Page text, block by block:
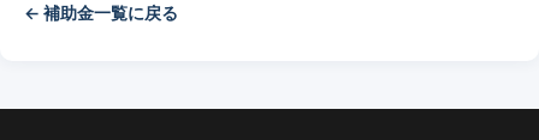
← 補助金一覧に戻る